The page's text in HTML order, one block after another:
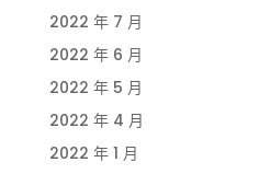
2022 年 7 月
2022 年 6 月
2022 年 5 月
2022 年 4 月
2022 年 1 月